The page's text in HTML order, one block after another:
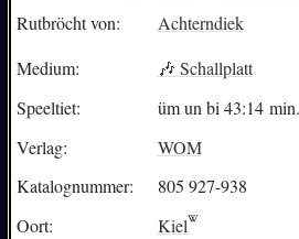
Rutbröcht von:
Achterndiek
Medium:
🎶 Schallplatt
Speeltiet:
üm un bi 43:14min.
Verlag:
WOM
Katalognummer:
805 927-938
Oort:
Kiel